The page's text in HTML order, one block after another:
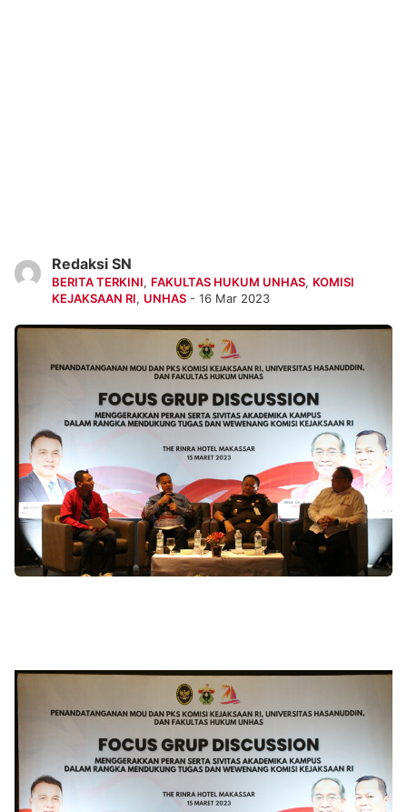
Redaksi SN
BERITA TERKINI, FAKULTAS HUKUM UNHAS, KOMISI
KEJAKSAAN RI, UNHAS - 16 Mar 2023